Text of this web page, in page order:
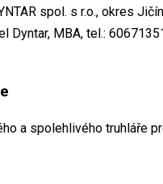
spol. s r.o., okres
Dyntar, MBA, tel.:
a spolehlivého truhláře